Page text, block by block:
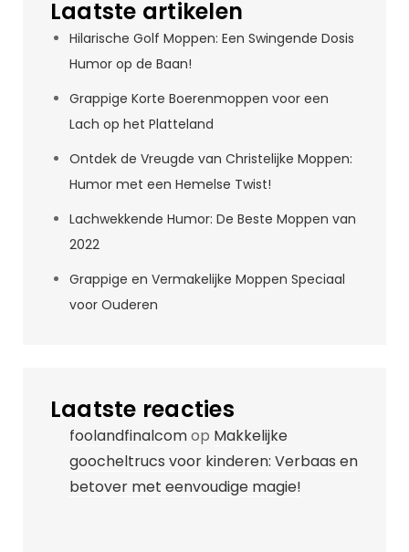
Laatste artikelen
Hilarische Golf Moppen: Een Swingende Dosis
Humor op de Baan!
Grappige Korte Boerenmoppen voor een
Lach op het Platteland
Ontdek de Vreugde van Christelijke Moppen:
Humor met een Hemelse Twist!
Lachwekkende Humor: De Beste Moppen van
2022
Grappige en Vermakelijke Moppen Speciaal
voor Ouderen
Laatste reacties
foolandfinalcomop Makkelijke
goocheltrucs voor kinderen: Verbaas en
betover met eenvoudige magie!